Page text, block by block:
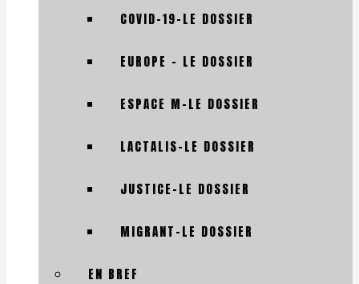
COVID-19-LE DOSSIER
EUROPE – LE DOSSIER
ESPACE M-LE DOSSIER
LACTALIS-LE DOSSIER
JUSTICE-LE DOSSIER
MIGRANT-LE DOSSIER
EN BREF